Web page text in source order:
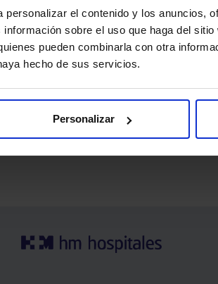
el contenido y los anuncios,
sobre el uso que haga del
pueden combinarla con otra
hecho de sus servicios.
Personalizar
a seguir mejorando la calidad
¡Gracias por confiar en nosotros!